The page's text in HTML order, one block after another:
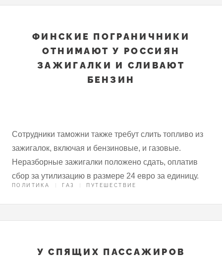
ФИНСКИЕ ПОГРАНИЧНИКИ
ОТНИМАЮТ У РОССИЯН
ЗАЖИГАЛКИ И СЛИВАЮТ
БЕНЗИН
Сотрудники таможни также требут слить топливо из
зажигалок, включая и бензиновые, и газовые.
Неразборные зажигалки положено сдать, оплатив
сбор за утилизацию в размере 24 евро за единицу.
ПОЛИТИКА ГАЗ ПУТЕШЕСТВИЕ
У СПЯЩИХ ПАССАЖИРОВ